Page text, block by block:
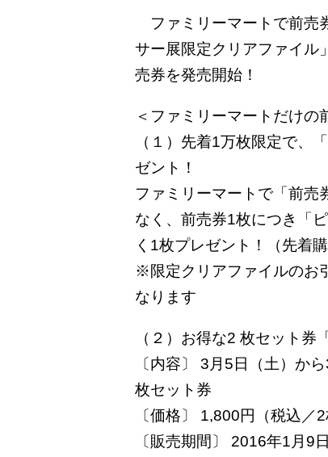
ファミリーマートで前売
サー展限定クリアファイル
売券を発売開始！
＜ファミリーマートだけの
（１）先着1万枚限定で、
ゼント！
ファミリーマートで「前売
なく、前売券1枚につき「
く1枚プレゼント！（先着
※限定クリアファイルのお
なります
（２）お得な2 枚セット券
〔内容〕 3月5日（土）か
枚セット券
〔価格〕 1,800円（税込
〔販売期間〕 2016年1月9